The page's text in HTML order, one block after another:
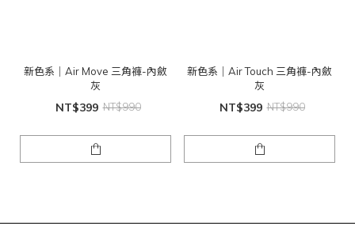
新色系｜Air Move 三角褲-內斂
灰
NT$399 NT$990
新色系｜Air Touch 三角褲-內斂
灰
NT$399 NT$990